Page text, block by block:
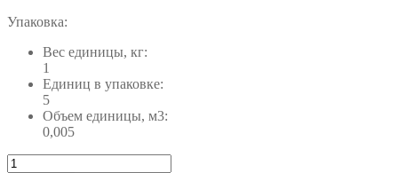
Упаковка:
Вес единицы, кг:
1
Единиц в упаковке:
5
Объем единицы, м3:
0,005
Количество